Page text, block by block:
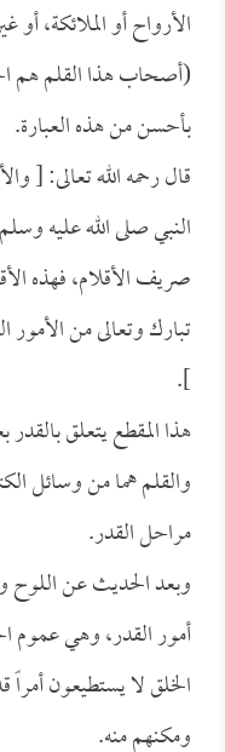
الأرواح أو الملائكة،
(أصحاب هذا القلم هم
بأحسن من هذه العبارة.
قال رحمه الله تعالى: [
النبي صلى الله عليه
صريف الأقلام، فهذه
تبارك وتعالى من الأمور
].
هذا المقطع يتعلق
والقلم هما من وسائل
مراحل القدر.
وبعد الحديث عن اللوح
أمور القدر، وهي عموم
الخلق لا يستطيعون أمراً
ومكنهم منه.